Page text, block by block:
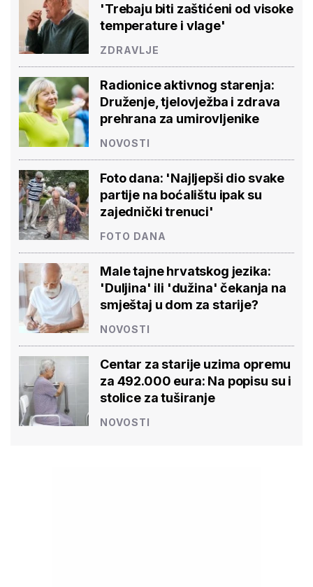
'Trebaju biti zaštićeni od visoke
temperature i vlage'
ZDRAVLJE
Radionice aktivnog starenja:
Druženje, tjelovježba i zdrava
prehrana za umirovljenike
NOVOSTI
Foto dana: 'Najljepši dio svake
partije na boćalištu ipak su
zajednički trenuci'
FOTO DANA
Male tajne hrvatskog jezika:
'Duljina' ili 'dužina' čekanja na
smještaj u dom za starije?
NOVOSTI
Centar za starije uzima opremu
za 492.000 eura: Na popisu su i
stolice za tuširanje
NOVOSTI